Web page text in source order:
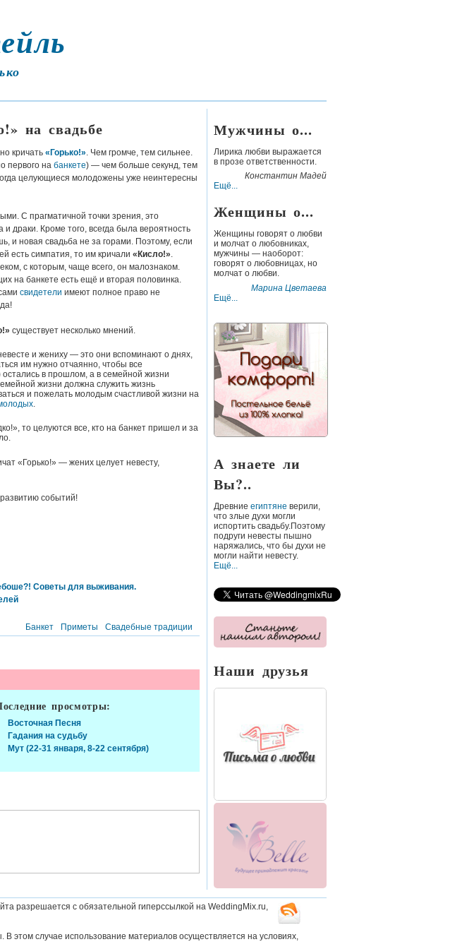
на свадьбе
кричать «Горько!». Чем громче, тем сильнее.
первого на банкете) — чем больше секунд, тем
целующиеся молодожены уже неинтересны
С прагматичной точки зрения, это
драки. Кроме того, всегда была вероятность
и новая свадьба не за горами. Поэтому, если
есть симпатия, то им кричали «Кисло!».
с которым, чаще всего, он малознаком.
на банкете есть ещё и вторая половинка.
свидетели имеют полное право не
существует несколько мнений.
и жениху — это они вспоминают о днях,
им нужно отчаянно, чтобы все
в прошлом, а в семейной жизни
жизни должна служить жизнь
и пожелать молодым счастливой жизни на
.
то целуются все, кто на банкет пришел и за
«Горько!» — жених целует невесту,
событий!
Советы для выживания.
Банкет Приметы Свадебные традиции
просмотры:
Восточная Песня
Гадания на судьбу
Мут (22-31 января, 8-22 сентября)
Мужчины о...
Лирика любви выражается
в прозе ответственности.
Константин Мадей
Ещё...
Женщины о...
Женщины говорят о любви
и молчат о любовниках,
мужчины — наоборот:
говорят о любовницах, но
молчат о любви.
Марина Цветаева
Ещё...
А знаете ли
Вы?..
Древние египтяне верили,
что злые духи могли
испортить свадьбу.Поэтому
подруги невесты пышно
наряжались, что бы духи не
могли найти невесту.
Ещё...
Наши друзья
разрешается с обязательной гиперссылкой на WeddingMix.ru,
этом случае использование материалов осуществляется на условиях,